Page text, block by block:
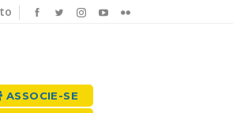
ASSOCIE-SE